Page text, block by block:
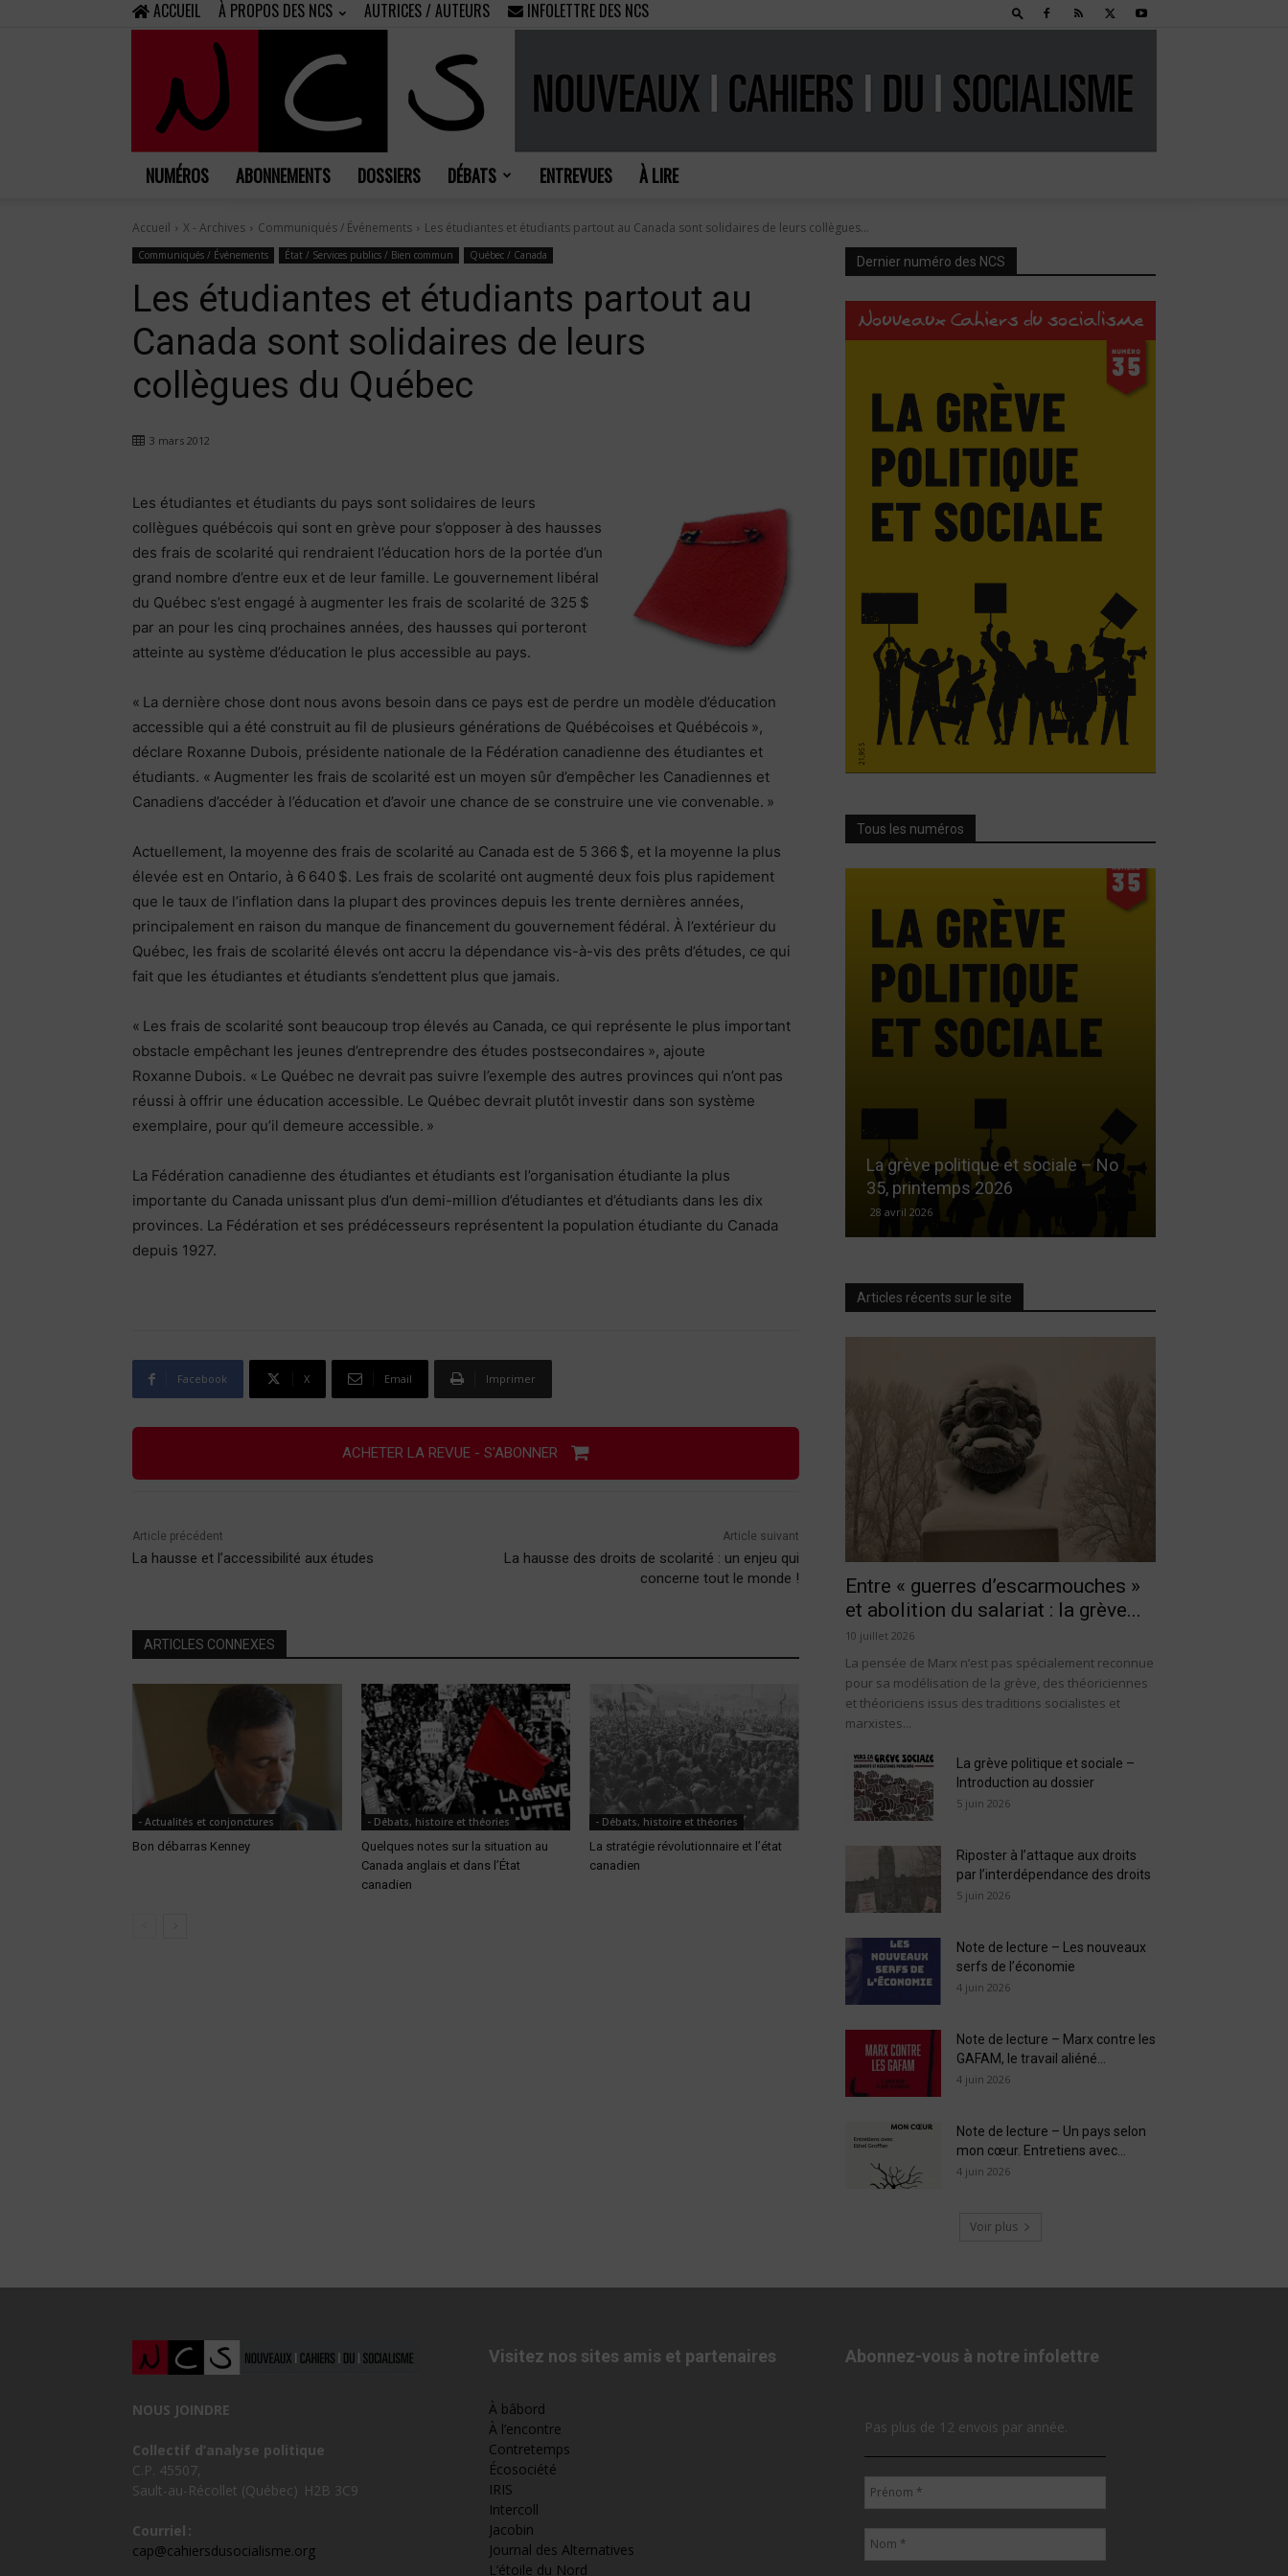
ACCUEIL À PROPOS DES NCS AUTRICES / AUTEURS INFOLETTRE DES NCS
Cahiers
socialisme
NUMÉROS ABONNEMENTS DOSSIERS DÉBATS ENTREVUES À LIRE
Accueil X - Archives Communiqués / Événements Les étudiantes et étudiants partout au Canada sont solidaires de leurs collègues...
Communiqués / Événements État / Services publics / Bien commun Québec / Canada
Les étudiantes et étudiants partout au
Canada sont solidaires de leurs
collègues du Québec
3 mars 2012
Les étudiantes et étudiants du pays sont solidaires de leurs
collègues québécois qui sont en grève pour s’opposer à des hausses
des frais de scolarité qui rendraient l’éducation hors de la portée d’un
grand nombre d’entre eux et de leur famille. Le gouvernement libéral
du Québec s’est engagé à augmenter les frais de scolarité de 325 $
par an pour les cinq prochaines années, des hausses qui porteront
atteinte au système d’éducation le plus accessible au pays.
« La dernière chose dont nous avons besoin dans ce pays est de perdre un modèle d’éducation
accessible qui a été construit au fil de plusieurs générations de Québécoises et Québécois »,
déclare Roxanne Dubois, présidente nationale de la Fédération canadienne des étudiantes et
étudiants. « Augmenter les frais de scolarité est un moyen sûr d’empêcher les Canadiennes et
Canadiens d’accéder à l’éducation et d’avoir une chance de se construire une vie convenable. »
Actuellement, la moyenne des frais de scolarité au Canada est de 5 366 $, et la moyenne la plus
élevée est en Ontario, à 6 640 $. Les frais de scolarité ont augmenté deux fois plus rapidement
que le taux de l’inflation dans la plupart des provinces depuis les trente dernières années,
principalement en raison du manque de financement du gouvernement fédéral. À l’extérieur du
Québec, les frais de scolarité élevés ont accru la dépendance vis-à-vis des prêts d’études, ce qui
fait que les étudiantes et étudiants s’endettent plus que jamais.
« Les frais de scolarité sont beaucoup trop élevés au Canada, ce qui représente le plus important
obstacle empêchant les jeunes d’entreprendre des études postsecondaires », ajoute
Roxanne Dubois. « Le Québec ne devrait pas suivre l’exemple des autres provinces qui n’ont pas
réussi à offrir une éducation accessible. Le Québec devrait plutôt investir dans son système
exemplaire, pour qu’il demeure accessible. »
La Fédération canadienne des étudiantes et étudiants est l’organisation étudiante la plus
importante du Canada unissant plus d’un demi-million d’étudiantes et d’étudiants dans les dix
provinces. La Fédération et ses prédécesseurs représentent la population étudiante du Canada
depuis 1927.
Facebook X Email Imprimer
ACHETER LA REVUE - S'ABONNER
Article précédent
La hausse et l’accessibilité aux études
Article suivant
La hausse des droits de scolarité : un enjeu qui
concerne tout le monde !
ARTICLES CONNEXES
- Actualités et conjonctures
Bon débarras Kenney
- Débats, histoire et théories
Quelques notes sur la situation au
Canada anglais et dans l’État
canadien
- Débats, histoire et théories
La stratégie révolutionnaire et l’état
canadien
Dernier numéro des NCS
Tous les numéros
La grève politique et sociale – No
35, printemps 2026
28 avril 2026
Articles récents sur le site
Entre « guerres d’escarmouches »
et abolition du salariat : la grève...
10 juillet 2026
La pensée de Marx n’est pas spécialement reconnue
pour sa modélisation de la grève, des théoriciennes
et théoriciens issus des traditions socialistes et
marxistes...
La grève politique et sociale –
Introduction au dossier
5 juin 2026
Riposter à l’attaque aux droits
par l’interdépendance des droits
5 juin 2026
Note de lecture – Les nouveaux
serfs de l’économie
4 juin 2026
Note de lecture – Marx contre les
GAFAM, le travail aliéné...
4 juin 2026
Note de lecture – Un pays selon
mon cœur. Entretiens avec...
4 juin 2026
Voir plus
NOUS JOINDRE
Collectif d’analyse politique
C.P. 45507,
Sault-au-Récollet (Québec) H2B 3C9
Courriel :
cap@cahiersdusocialisme.org
Visitez nos sites amis et partenaires
À bâbord
À l’encontre
Contretemps
Écosociété
IRIS
Intercoll
Jacobin
Journal des Alternatives
L’étoile du Nord
Abonnez-vous à notre infolettre
Pas plus de 12 envois par année.